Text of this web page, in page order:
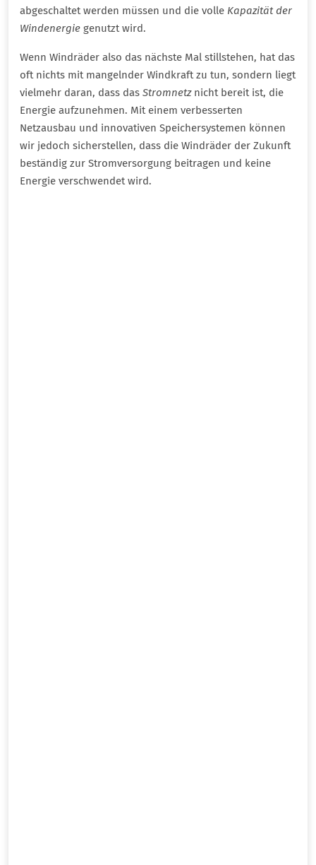
abgeschaltet werden müssen und die volle Kapazität der
Windenergie genutzt wird.
Wenn Windräder also das nächste Mal stillstehen, hat das
oft nichts mit mangelnder Windkraft zu tun, sondern liegt
vielmehr daran, dass das Stromnetznicht bereit ist, die
Energie aufzunehmen. Mit einem verbesserten
Netzausbau und innovativen Speichersystemen können
wir jedoch sicherstellen, dass die Windräder der Zukunft
beständig zur Stromversorgung beitragen und keine
Energie verschwendet wird.